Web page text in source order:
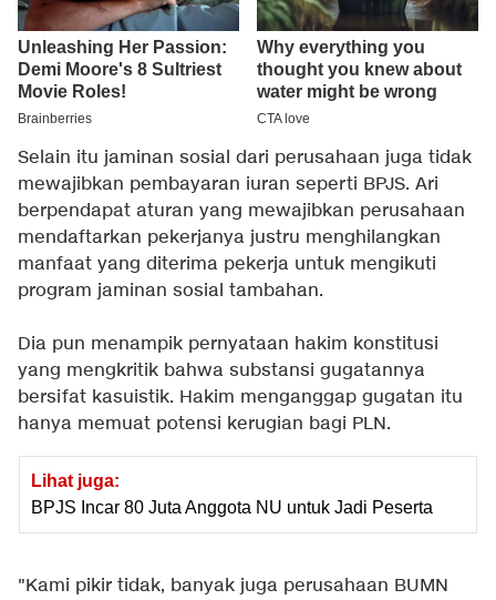
Selain itu jaminan sosial dari perusahaan juga tidak
mewajibkan pembayaran iuran seperti BPJS. Ari
berpendapat aturan yang mewajibkan perusahaan
mendaftarkan pekerjanya justru menghilangkan
manfaat yang diterima pekerja untuk mengikuti
program jaminan sosial tambahan.
Dia pun menampik pernyataan hakim konstitusi
yang mengkritik bahwa substansi gugatannya
bersifat kasuistik. Hakim menganggap gugatan itu
hanya memuat potensi kerugian bagi PLN.
Lihat juga:
BPJS Incar 80 Juta Anggota NU untuk Jadi Peserta
"Kami pikir tidak, banyak juga perusahaan BUMN